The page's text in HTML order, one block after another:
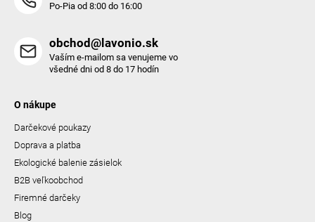
Po-Pia od 8:00 do 16:00
obchod@lavonio.sk
Vaším e-mailom sa venujeme vo
všedné dni od 8 do 17 hodín
O nákupe
Darčekové poukazy
Doprava a platba
Ekologické balenie zásielok
B2B veľkoobchod
Firemné darčeky
Blog